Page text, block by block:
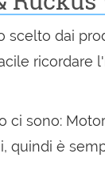
scelto dai
ricordare
ci sono:
quindi è